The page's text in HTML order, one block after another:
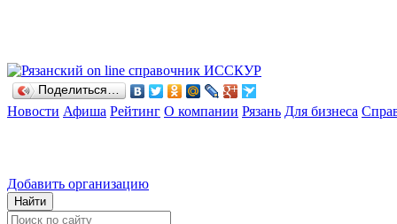
Поделиться…
Новости Афиша Рейтинг О компании Рязань Для бизнеса
Добавить организацию